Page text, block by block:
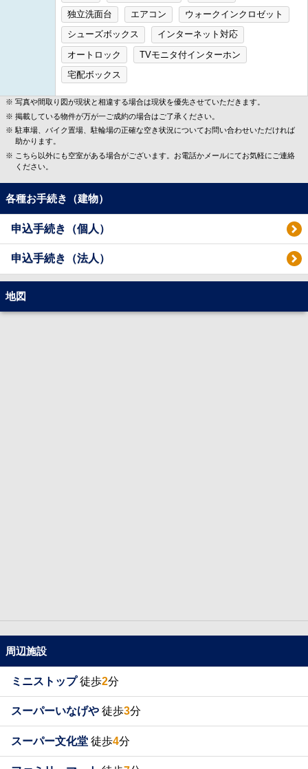
独立洗面台
エアコン
ウォークインクロゼット
シューズボックス
インターネット対応
オートロック
TVモニタ付インターホン
宅配ボックス
写真や間取り図が現状と相違する場合は現状を優先させていただきます。
掲載している物件が万が一ご成約の場合はご了承ください。
駐車場、バイク置場、駐輪場の正確な空き状況についてお問い合わせいただければ
助かります。
こちら以外にも空室がある場合がございます。お電話かメールにてお気軽にご連絡
ください。
各種お手続き（建物）
申込手続き（個人）
申込手続き（法人）
地図
周辺施設
ミニストップ徒歩2分
スーパーいなげや 徒歩3分
スーパー文化堂 徒歩4分